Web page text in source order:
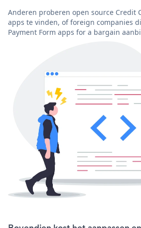
Anderen proberen open source Credit
apps te vinden, of foreign companies
Payment Form apps for a bargain